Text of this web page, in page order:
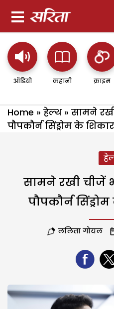
ऑडियो कहानी क्राइम
Home » हेल्थ » सामने
पौपकौर्न सिंड्रोम के
सामने रखी चीजें
पौपकौर्न
ललिता गोयल